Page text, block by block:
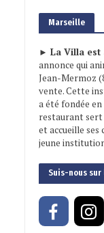
Marseille
► La Villa est
annonce qui
Jean-Mermoz
vente. Cette
a été fondée en
restaurant sert
et accueille ses
jeune
Suis-nous sur